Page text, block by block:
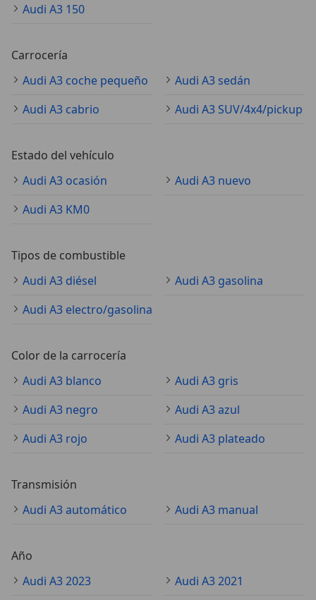
Audi A3 150
Carrocería
Audi A3 coche pequeño
Audi A3 sedán
Audi A3 cabrio
Audi A3 SUV/4x4/pickup
Estado del vehículo
Audi A3 ocasión
Audi A3 nuevo
Audi A3 KM0
Tipos de combustible
Audi A3 diésel
Audi A3 gasolina
Audi A3 electro/gasolina
Color de la carrocería
Audi A3 blanco
Audi A3 gris
Audi A3 negro
Audi A3 azul
Audi A3 rojo
Audi A3 plateado
Transmisión
Audi A3 automático
Audi A3 manual
Año
Audi A3 2023
Audi A3 2021